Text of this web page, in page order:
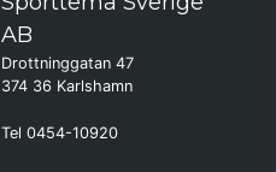
AB
Drottninggatan 47
374 36 Karlshamn
Tel 0454-10920